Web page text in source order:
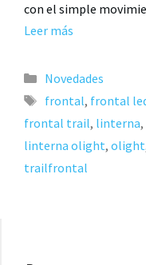
con el simple
Leer más
Novedades
frontal, frontal
frontal trail, linterna,
linterna olight, olight
trailfrontal